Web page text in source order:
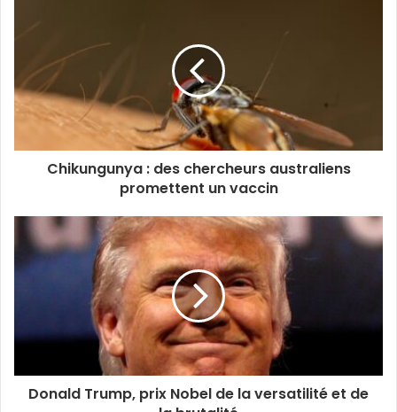
Chikungunya : des chercheurs australiens
promettent un vaccin
Donald Trump, prix Nobel de la versatilité et de